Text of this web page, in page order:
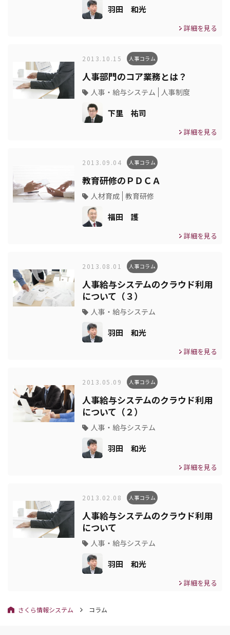
羽田 和光
詳細を見る
2013.10.15 人事コラム
人事部門のコア業務とは？
人事・給与システム 人事制度
下里 祐司
詳細を見る
2013.09.04 人事コラム
教育研修のＰＤＣＡ
人材育成 教育研修
福田 護
詳細を見る
2013.08.01 人事コラム
人事給与システムのクラウド利用
について（３）
人事・給与システム
羽田 和光
詳細を見る
2013.05.09 人事コラム
人事給与システムのクラウド利用
について（２）
人事・給与システム
羽田 和光
詳細を見る
2013.02.08 人事コラム
人事給与システムのクラウド利用
について
人事・給与システム
羽田 和光
詳細を見る
さくら情報システム コラム